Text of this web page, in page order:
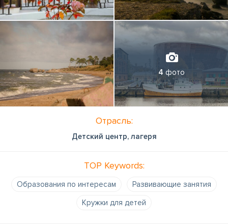
4 фото
Отрасль:
Детский центр, лагеря
TOP Keywords:
Образования по интересам
Развивающие занятия
Кружки для детей